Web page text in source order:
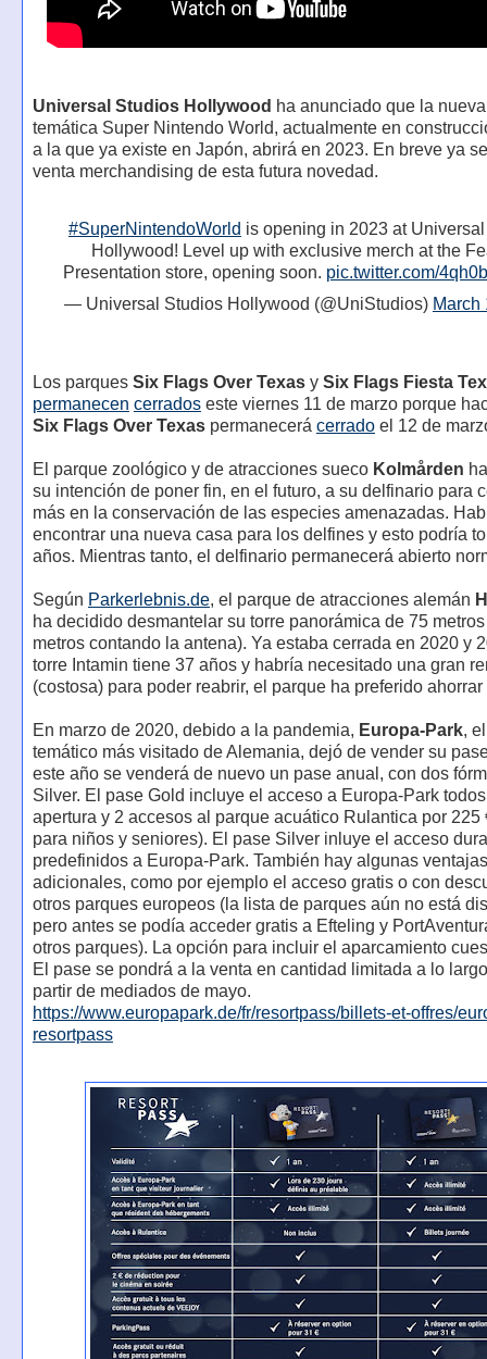
Universal Studios Hollywood ha anunciado que la
temática Super Nintendo World, actualmente en
a la que ya existe en Japón, abrirá en 2023. En breve ya
venta merchandising de esta futura novedad.
#SuperNintendoWorld is opening in 2023 at
Hollywood! Level up with exclusive merch at the
Presentation store, opening soon. pic.twitter.com/
— Universal Studios Hollywood (@UniStudios) March
Los parques Six Flags Over Texasy Six Flags Fiesta
permanecen cerradoseste viernes 11 de marzo porque
Six Flags Over Texaspermanecerá cerradoel 12 de
El parque zoológico y de atracciones sueco Kolmården
su intención de poner fin, en el futuro, a su delfinario para
más en la conservación de las especies amenazadas.
encontrar una nueva casa para los delfines y esto podría
años. Mientras tanto, el delfinario permanecerá abierto
Según Parkerlebnis.de, el parque de atracciones alemán
ha decidido desmantelar su torre panorámica de 75
metros contando la antena). Ya estaba cerrada en 2020 y
torre Intamin tiene 37 años y habría necesitado una gran
(costosa) para poder reabrir, el parque ha preferido
En marzo de 2020, debido a la pandemia, Europa-Park,
temático más visitado de Alemania, dejó de vender su
este año se venderá de nuevo un pase anual, con dos
Silver. El pase Gold incluye el acceso a Europa-Park
apertura y 2 accesos al parque acuático Rulantica por 225
para niños y seniores). El pase Silver inluye el acceso
predefinidos a Europa-Park. También hay algunas ventajas
adicionales, como por ejemplo el acceso gratis o con
otros parques europeos (la lista de parques aún no está
pero antes se podía acceder gratis a Efteling y
otros parques). La opción para incluir el aparcamiento
El pase se pondrá a la venta en cantidad limitada a lo
partir de mediados de mayo.
https://www.europapark.de/fr/resortpass/billets-et-offres/
resortpass